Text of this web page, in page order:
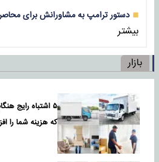
دستور ترامپ به مشاورانش برای
بیشتر
بازار
۵ اشتباه رایج
که هزینه شما را